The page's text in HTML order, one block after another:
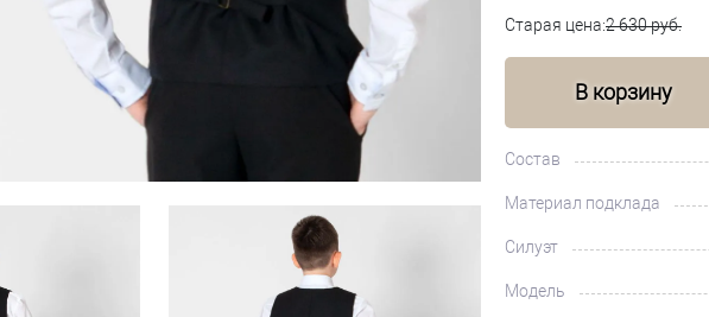
Старая цена:2 630 руб.
В корзину
Состав
Материал подклада
Силуэт
Модель